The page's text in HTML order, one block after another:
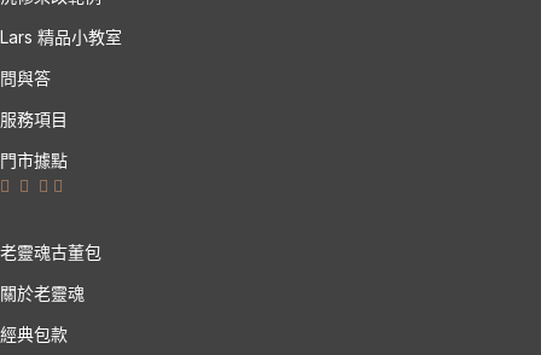
Lars 精品小教室
問與答
服務項目
門市據點
老靈魂古董包
關於老靈魂
經典包款